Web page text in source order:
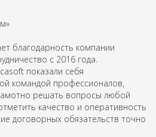
благодарность компании
с 2016 года.
показали себя
командой профессионалов,
решать вопросы любой
качество и оперативность
договорных обязательств точно